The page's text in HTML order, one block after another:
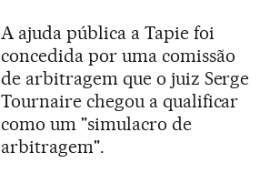
A ajuda pública a Tapie foi
concedida por uma comissão
de arbitragem que o juiz Serge
Tournaire chegou a qualificar
como um "simulacro de
arbitragem".